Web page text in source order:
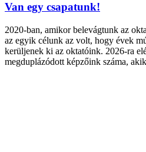
Van egy csapatunk!
2020-ban, amikor belevágtunk az
az egyik célunk az volt, hogy évek
kerüljenek ki az oktatóink. 2026-ra
megduplázódott képzőink száma, akik